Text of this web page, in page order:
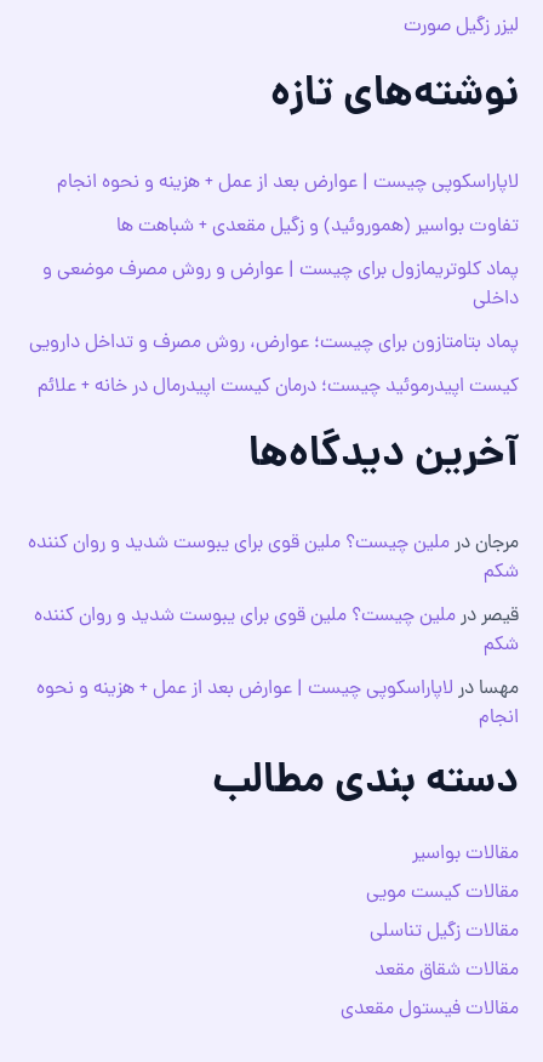
لیزر زگیل صورت
نوشته‌های تازه
لاپاراسکوپی چیست | عوارض بعد از عمل + هزینه و نحوه انجام
تفاوت بواسیر (هموروئید) و زگیل مقعدی + شباهت ها
پماد کلوتریمازول برای چیست | عوارض و روش مصرف موضعی و
داخلی
پماد بتامتازون برای چیست؛ عوارض، روش مصرف و تداخل دارویی
کیست اپیدرموئید چیست؛ درمان کیست اپیدرمال در خانه + علائم
آخرین دیدگاه‌ها
مرجاندرملین چیست؟ ملین قوی برای یبوست شدید و روان کننده
شکم
قیصردرملین چیست؟ ملین قوی برای یبوست شدید و روان کننده
شکم
مهسا در لاپاراسکوپی چیست | عوارض بعد از عمل + هزینه و نحوه
انجام
دسته بندی مطالب
مقالات بواسیر
مقالات کیست مویی
مقالات زگیل تناسلی
مقالات شقاق مقعد
مقالات فیستول مقعدی